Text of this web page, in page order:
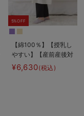
5%OFF
【綿100％】【授乳し
やすい】【産前産後対
応パンツ付き】Wガー
ゼパジャマ＆産前産後
¥6,630(税込)